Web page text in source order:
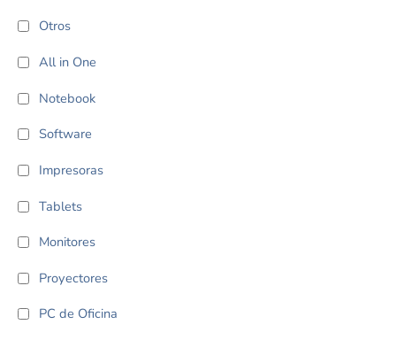
Otros
All in One
Notebook
Software
Impresoras
Tablets
Monitores
Proyectores
PC de Oficina